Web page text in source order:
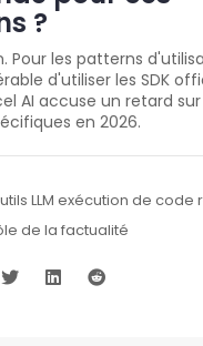
?
Pour les patterns
d'utiliser les SDK
AI accuse un retard
en 2026.
LLM exécution de code
de la factualité